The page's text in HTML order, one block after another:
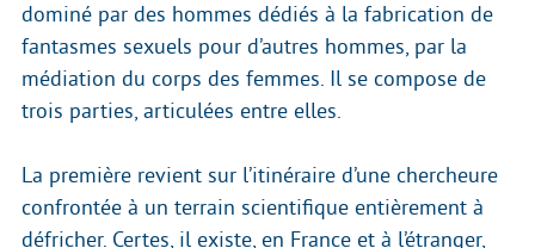
dominé par des hommes dédiés à la fabrication de
fantasmes sexuels pour d’autres hommes, par la
médiation du corps des femmes. Il se compose de
trois parties, articulées entre elles.
La première revient sur l’itinéraire d’une chercheure
confrontée à un terrain scientifique entièrement à
défricher. Certes, il existe, en France et à l’étranger,